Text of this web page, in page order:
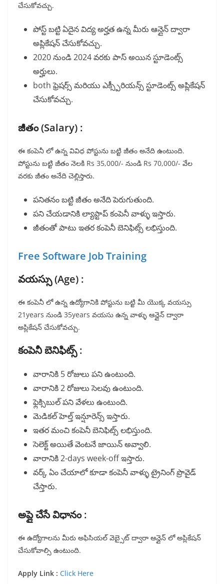
చేసుకోవచ్చు.
పోస్ట్ బట్టి ఏదైన విద్య అర్హత ఉన్న మీరు ఆన్లైన్ ద్వారా
అప్లికేషన్ చేసుకోవచ్చు.
2020 నుండి 2024 వరకు పాస్ అయిన స్టూడెంట్స్
అర్హులు.
both ఫ్రెషర్స్ మరియు ఎక్స్పీరియన్స్ స్టూడెంట్స్ అప్లికేషన్
చేసుకోవచ్చు.
జీతం (Salary) :
ఈ కంపెనీ లో ఉన్న వివిధ పోస్టును బట్టి జీతం అనేది ఉంటుంది.
పోస్టును బట్టి జీతం నెలకి Rs 35,000/- నుండి Rs 70,000/- వేల
వరకు జీతం అనేది చెల్లిస్తారు.
పనితనం బట్టి జీతం అనేది పెరుగుతుంది.
పని చేయడానికి ల్యాప్టాప్ కంపెనీ వాళ్ళు ఇస్తారు.
జీతంతో పాటు ఇతర కంపెనీ బెనిఫిట్స్ లభిస్తుంది.
Free Software Job Training
వయస్సు (Age) :
ఈ కంపెనీ లో ఉన్న ఉద్యోగానికి పోస్టును బట్టి మీ యొక్క వయస్సు
21years నుండి 35years వయసు ఉన్న వాళ్ళు ఆన్లైన్ ద్వారా
అప్లికేషన్ చేసుకోవచ్చు.
కంపెనీ బెనిఫిట్స్ :
వారానికి 5 రోజులు పని ఉంటుంది.
వారానికి 2 రోజులు సెలవు ఉంటుంది.
ఫ్లెక్సిబుల్ పని వేళలు ఉంటుంది.
మెడికల్ హెల్త్ ఇన్షూరెన్స్ ఇస్తారు.
ఇతర మంచి కంపెనీ బెనిఫిట్స్ లభిస్తుంది.
సెలెక్ట్ అయితే వెంటనే జాయిన్ అవ్వాలి.
వారానికి 2-days week-off ఇస్తారు.
వర్క్ ఏం చేయాలో కూడా కంపెనీ వాళ్ళు ట్రైనింగ్ ప్రొవైడ్
చేస్తారు.
అప్లై చేసే విధానం :
ఈ ఉద్యోగాలను మీరు అఫిసియల్ వెబ్సైట్ ద్వారా ఆన్లైన్ లో అప్లికేషన్
చేసుకోవాల్సి ఉంటుంది.
Apply Link : Click Here